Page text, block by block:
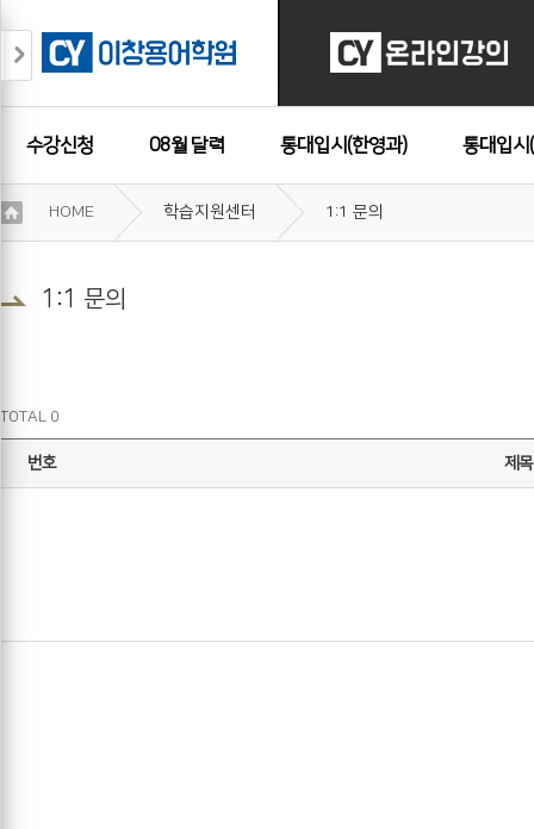
수강신청 08월 달력 통대입시(한영과) 통대입시
수강후기
용
약
보
HOME 학습지원센터 1:1 문의
1:1 문의
TOTAL 0
번호 제목